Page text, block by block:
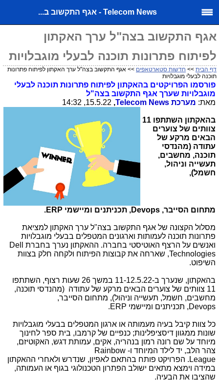
Telecom News - אגף התקשוב ב...
אגף התקשוב בצה"ל ערך האקתון
לפיתוח פתרונות תוכנה לבעלי מוגבלויות
דף הבית >> חדשות סטארטאפים >> אגף התקשוב בצה"ל ערך האקתון לפיתוח פתרונות
תוכנה לבעלי מוגבלויות
פורסמו הפרויקטים בהאקתון לפיתוח פתרונות תוכנה לבעלי
מוגבלויות שערך אגף התקשוב בצה"ל
מאת: מערכת Telecom News
,
15.5.22, 14:32
בהאקתון השתתפו 11
צוותים של צוערים
הבאים מרקע של
עתודה (מהנדסי
תוכנה, מחשבים,
תעשייה וניהול,
חשמל),
מתחום הסייברDevops ,, תכניתנים ומיישמי ERP
.
מסלול הקצונה של אגף התקשוב בצה"ל ערך האקתון למציאת
פתרונות תוכנה לעמותות וארגונים המטפלים בבעלי מוגבלויות
ואנשים על הרצף האוטיסטי בחברה. ההאקתון נערך בחברת
Dell
Technologies, שארחה את קבוצות הפיתוח ולקחה חלק בצוות
השיפוט.
בהאקתון, שנערך ב-11-12.5.22 במשך 26 שעות רצוף, השתתפו
11 צוותים של צוערים הבאים מרקע של עתודה (מהנדסי תוכנה,
מחשבים, חשמל, תעשייה וניהול), מתחום הסייבר,
Devops, תכניתנים ומיישמי ERP
.
כל צוות קיבל בעיה מעמותה או ארגון המטפלים בבעלי מוגבלויות
שונות ממגוון דיסציפלינות; כנפיים של קרמבו, בית ספר לחינוך
מיוחד על שם רונה רמון בנהריה, אקים, עמותת דגש, האקוטיזם,
צהר הלב, יד לילד המיוחד ו- Rainbow
League . הפרויקט פותח בהתאם לאפיון, שנדרש ולאחרי ההאקתון
במידה וימצא מתאים ישולב הפתרון הטכנולוגי בגוף או העמותה,
שהציבו את הבעיה.